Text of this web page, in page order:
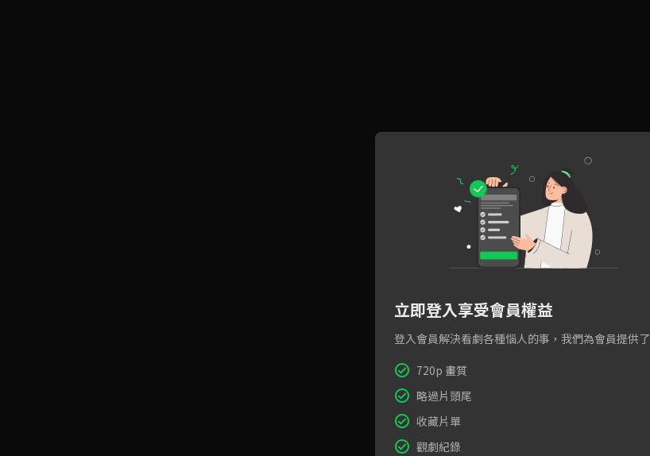
立即登入享受會員權益
登入會員解決看劇各種惱人的事，我們為會員提供了
720p 畫質
略過片頭尾
收藏片單
觀劇紀錄